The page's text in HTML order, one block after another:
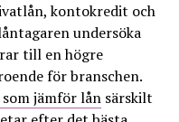
kontokredit och
undersöka
till en högre
för branschen.
jämför lån särskilt